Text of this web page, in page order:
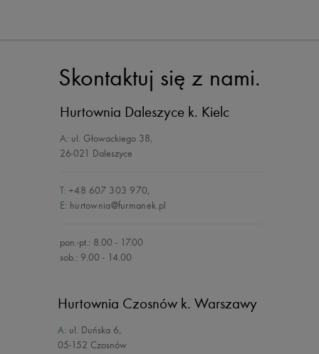
Skontaktuj się z nami.
Hurtownia Daleszyce k. Kielc
A: ul. Głowackiego 38,
26-021 Daleszyce
T: +48 607 303 970,
E: hurtownia@furmanek.pl
pon.-pt.: 8.00 - 17.00
sob.: 9.00 - 14.00
Hurtownia Czosnów k. Warszawy
A: ul. Duńska 6,
05-152 Czosnów